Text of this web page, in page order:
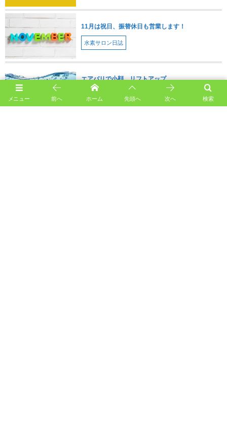
11月は祝日、振替休日も営業します！
水素サロン日誌
エアバリで小顔、リフトアップ
メニュー 検索
前へ ホーム 先頭へ 次へ